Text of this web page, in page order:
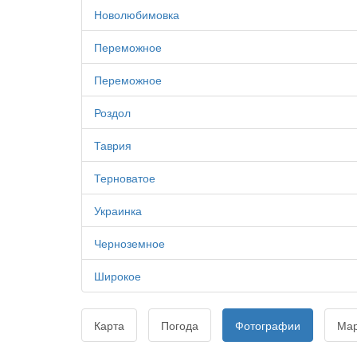
Новолюбимовка
Переможное
Переможное
Роздол
Таврия
Терноватое
Украинка
Черноземное
Широкое
Карта Погода Фотографии